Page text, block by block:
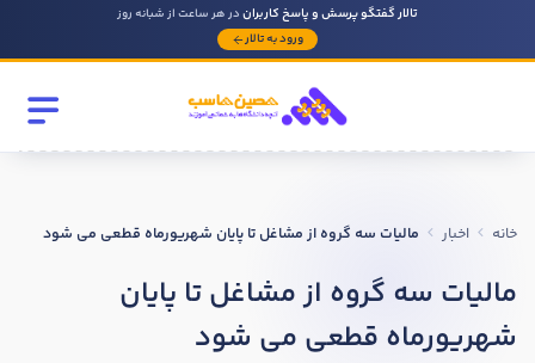
تالار گفتگو پرسش و پاسخ کاربراندر هر ساعت از شبانه روز
ورود به تالار
خانه اخبار مالیات سه گروه از مشاغل تا پایان شهریورماه قطعی می شود
مالیات سه گروه از مشاغل تا پایان
شهریورماه قطعی می شود
سابقه کار حسابداری
روحیه رهبری دارید ؟